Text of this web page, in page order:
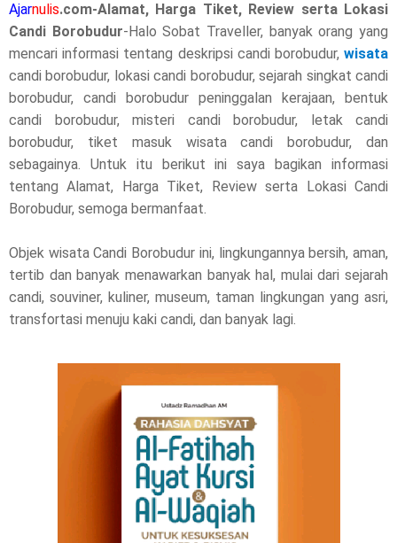
s
t
p
l
e
s
e
Ajarnulis.com-Alamat, Harga Tiket, Review serta Lokasi
Candi Borobudur-Halo Sobat Traveller, banyak orang yang
mencari informasi tentang deskripsi candi borobudur, wisata
candi borobudur, lokasi candi borobudur, sejarah singkat candi
borobudur, candi borobudur peninggalan kerajaan, bentuk
candi borobudur, misteri candi borobudur, letak candi
borobudur, tiket masuk wisata candi borobudur, dan
sebagainya. Untuk itu berikut ini saya bagikan informasi
tentang Alamat, Harga Tiket, Review serta Lokasi Candi
Borobudur, semoga bermanfaat.
Objek wisata Candi Borobudur ini, lingkungannya bersih, aman,
tertib dan banyak menawarkan banyak hal, mulai dari sejarah
candi, souviner, kuliner, museum, taman lingkungan yang asri,
transfortasi menuju kaki candi, dan banyak lagi.